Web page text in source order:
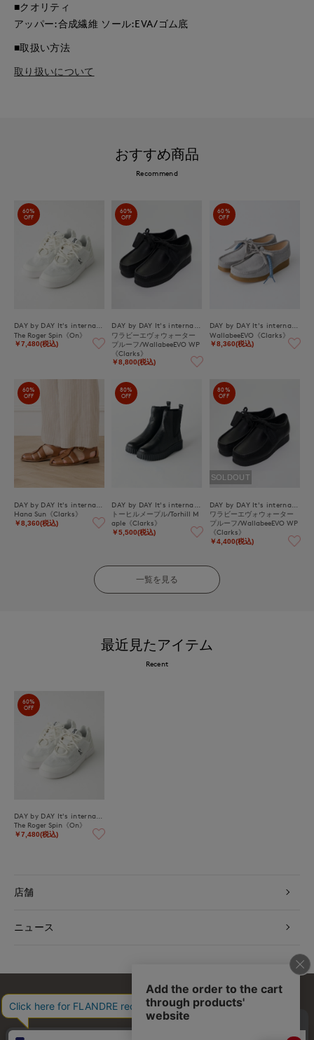
■クオリティ
アッパー:合成繊維 ソール:EVA/ゴム底
■取扱い方法
取り扱いについて
おすすめ商品
Recommend
60%
OFF
The Roger Spin《On》
￥7,480(税込)
60%
OFF
ワラビーエヴォウォーター
プルーフ/WallabeeEVO WP
《Clarks》
￥8,800(税込)
60%
OFF
WallabeeEVO《Clarks》
￥8,360(税込)
60%
OFF
Hana Sun《Clarks》
￥8,360(税込)
80%
OFF
トーヒルメープル/Torhill M
aple《Clarks》
￥5,500(税込)
80%
OFF
SOLDOUT
ワラビーエヴォウォーター
プルーフ/WallabeeEVO WP
《Clarks》
￥4,400(税込)
一覧を見る
最近見たアイテム
Recent
60%
OFF
The Roger Spin《On》
￥7,480(税込)
店舗
ニュース